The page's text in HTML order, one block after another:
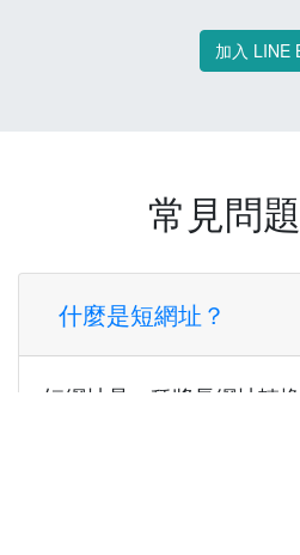
加入 LINE
常見問
什麼是短網址？
短網址是一種將長網址轉